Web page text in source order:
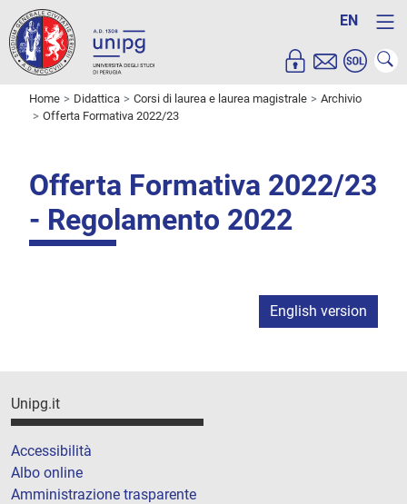
EN
Home Didattica Corsi di laurea e laurea magistrale
Archivio
Offerta Formativa 2022/23
Offerta Formativa 2022/23
- Regolamento 2022
English version
Unipg.it
Accessibilità
Albo online
Amministrazione trasparente